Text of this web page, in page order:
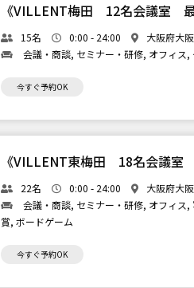
《VILLENT梅田 12名会議室 最
15名 0:00 - 24:00
大阪府大
会議・商談, セミナー・研修, オフィス,
今すぐ予約OK
《VILLENT東梅田 18名会議室
22名 0:00 - 24:00
大阪府大
会議・商談, セミナー・研修, オフィス
賞, ボードゲーム
今すぐ予約OK